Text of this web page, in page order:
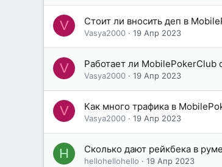
V Стоит ли вносить деп в
Vasya2000 19 Апр 2023
V Работает ли MobilePokerClub
Vasya2000 19 Апр 2023
V Как много трафика в
Vasya2000 19 Апр 2023
H Сколько дают рейкбека в
hellohellohello 19 Апр 2023